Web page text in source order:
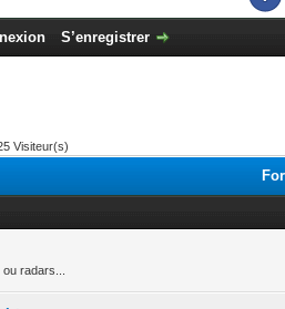
S’enregistrer
Visiteur(s)
radars...